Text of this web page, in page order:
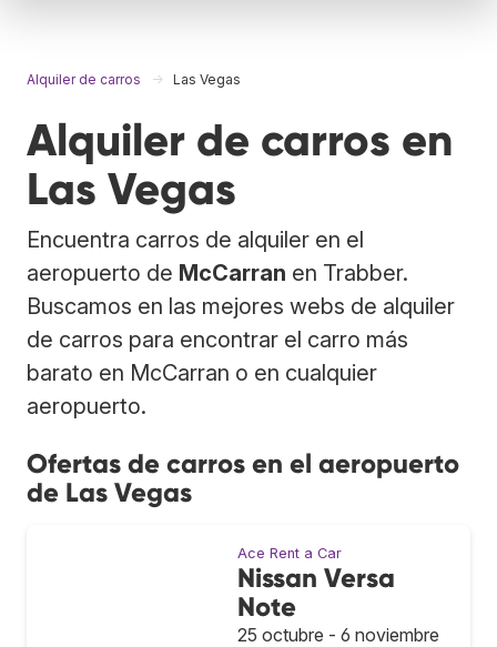
Alquiler de carros Las Vegas
Alquiler de carros en
Las Vegas
Encuentra carros de alquiler en el
aeropuerto de McCarran en Trabber.
Buscamos en las mejores webs de alquiler
de carros para encontrar el carro más
barato en McCarran o en cualquier
aeropuerto.
Ofertas de carros en el aeropuerto
de Las Vegas
Ace Rent a Car
Nissan Versa
Note
25 octubre - 6 noviembre